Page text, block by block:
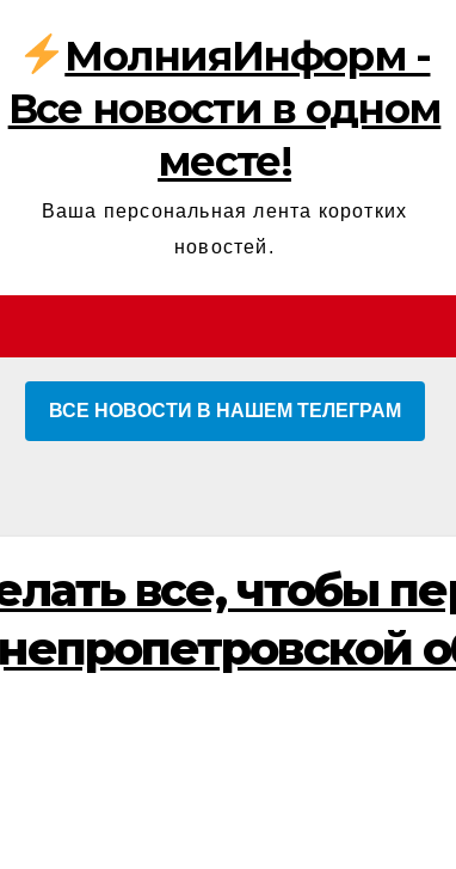
МолнияИнформ -
Все новости в одном
месте!
Ваша персональная лента коротких
новостей.
ВСЕ НОВОСТИ В НАШЕМ ТЕЛЕГРАМ
все, чтобы